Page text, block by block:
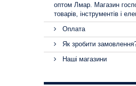
оптом Лмар. Магазин
товарів, інструментів і
Оплата
Як зробити
Наші магазини